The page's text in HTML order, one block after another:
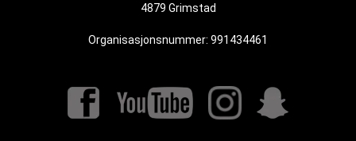
4879 Grimstad
Organisasjonsnummer: 991434461